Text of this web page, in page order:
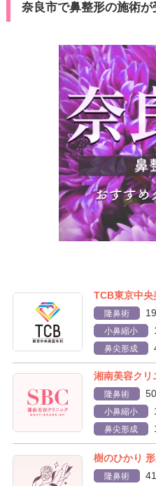
奈良市で鼻整形の施術
TCB東京中央
隆鼻術
小鼻縮小
鼻尖形成
湘南美容クリ
隆鼻術
小鼻縮小
鼻尖形成
樹のひかり
隆鼻術